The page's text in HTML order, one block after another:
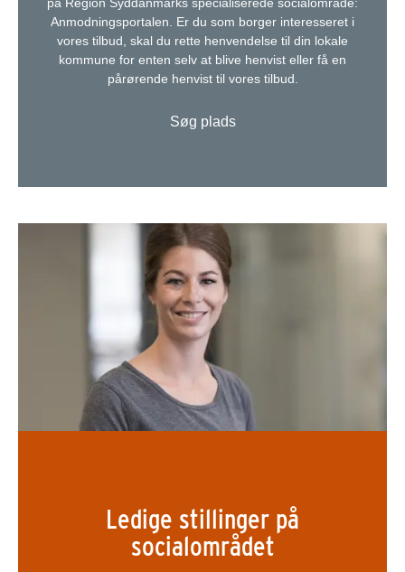
på Region Syddanmarks specialiserede socialområde:
Anmodningsportalen. Er du som borger interesseret i
vores tilbud, skal du rette henvendelse til din lokale
kommune for enten selv at blive henvist eller få en
pårørende henvist til vores tilbud.
Søg plads
Ledige stillinger på
socialområdet